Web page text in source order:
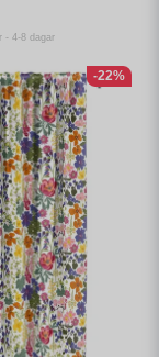
- 4-8 dagar
-22%